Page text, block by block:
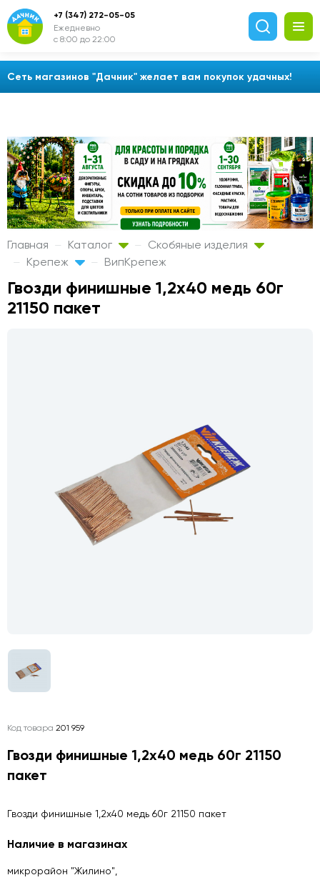
Сеть магазинов "Дачник" желает вам покупок удачных!
+7 (347) 272-05-05
Ежедневно
с 8:00 до 22:00
Главная Каталог
Скобяные изделия
Крепеж
ВипКрепеж
Гвозди финишные 1,2х40 медь 60г
21150 пакет
Код товара 201 959
Гвозди финишные 1,2х40 медь 60г 21150
пакет
Гвозди финишные 1,2х40 медь 60г 21150 пакет
Наличие в магазинах
микрорайон "Жилино",